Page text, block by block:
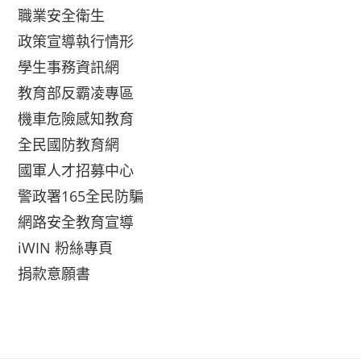
職業安全衛生
政策宣導執行情形
學生事務資訊網
教育部反霸凌專區
機車危險感知教育
全民國防教育網
國軍人才招募中心
警政署165全民防騙
網路安全教育宣導
iWIN 粉絲專頁
捐款意願書